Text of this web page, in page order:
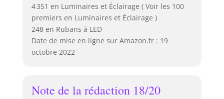
4 351 en Luminaires et Éclairage ( Voir les 100
premiers en Luminaires et Éclairage )
248 en Rubans à LED
Date de mise en ligne sur Amazon.fr : 19
octobre 2022
Note de la rédaction 18/20